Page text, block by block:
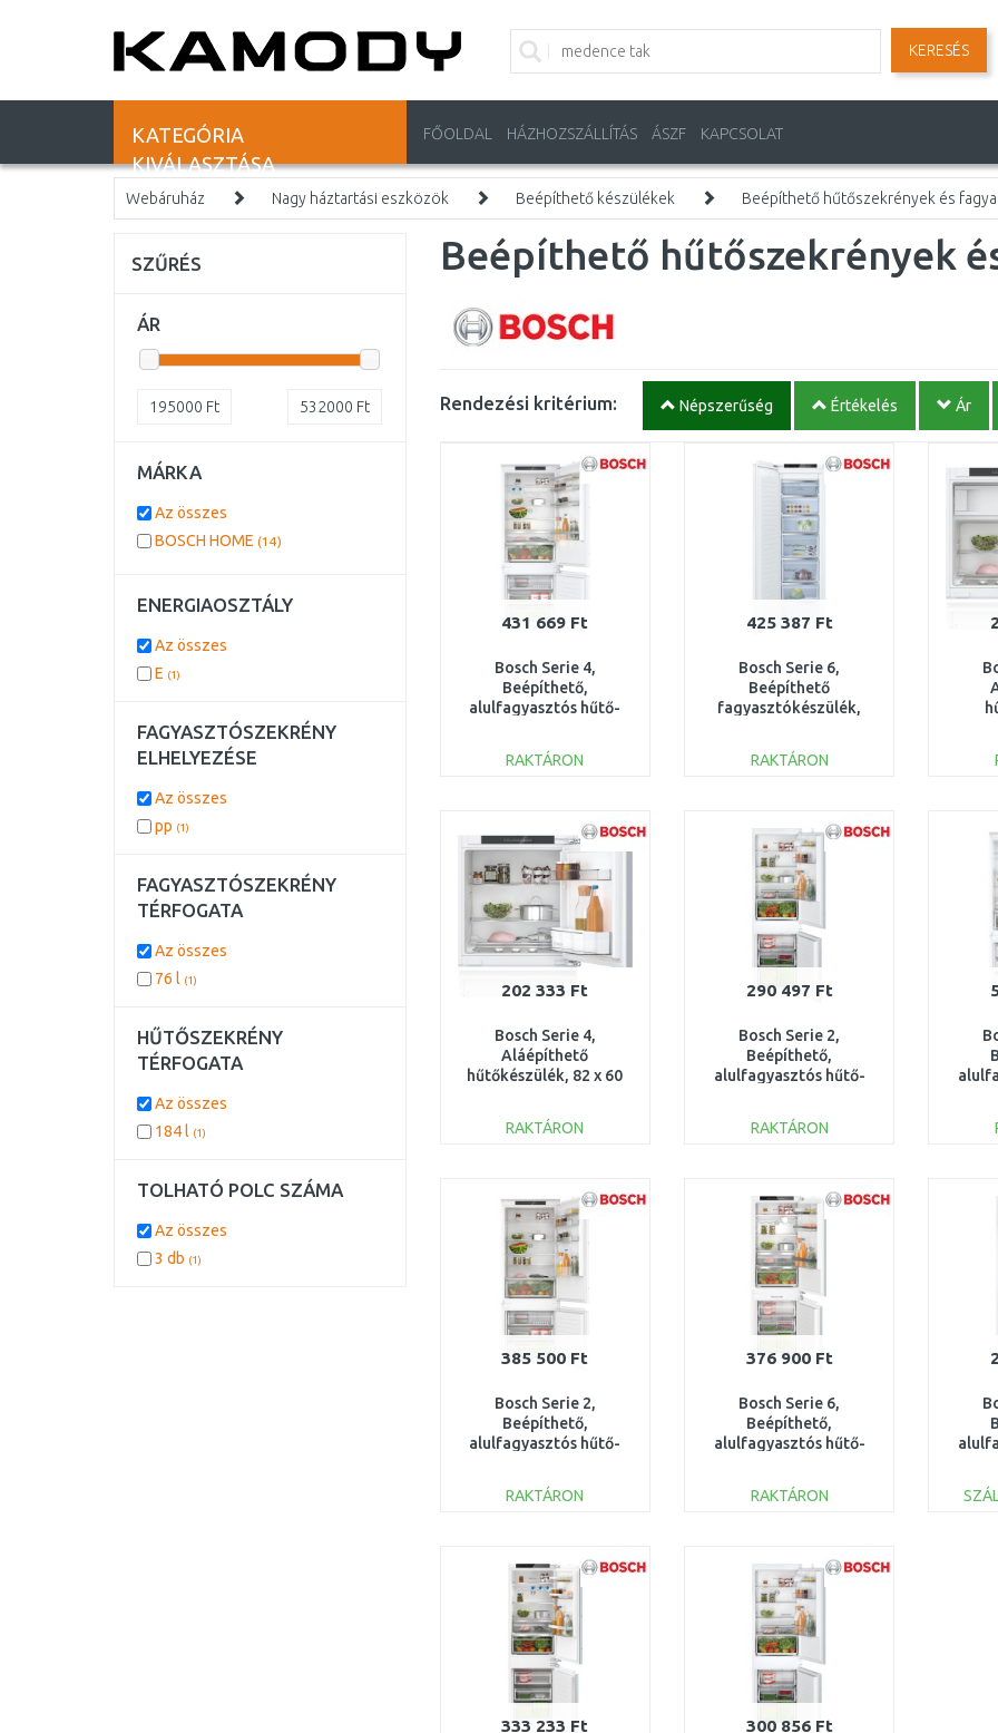
KERESÉS
KATEGÓRIA
KIVÁLASZTÁSA
FŐOLDAL HÁZHOZSZÁLLÍTÁS ÁSZF KAPCSOLAT
Webáruház Nagy háztartási eszközök Beépíthető készülékek Beépíthető hűtőszekrények és
Beépíthető hűtőszekrények
Rendezési kritérium: Népszerűség Értékelés Ár
431 669 Ft
Bosch Serie 4,
Beépíthető,
alulfagyasztós hűtő-
KBN96VFE0
RAKTÁRON
Összehasonlítás
425 387 Ft
Bosch Serie 6,
Beépíthető
fagyasztókészülék,
zsanérral GIN81ACE0
RAKTÁRON
Összehasonlítás
x 60
202 333 Ft
Bosch Serie 4,
Aláépíthető
hűtőkészülék, 82 x 60
KUR21VFE0
RAKTÁRON
Összehasonlítás
290 497 Ft
Bosch Serie 2,
Beépíthető,
alulfagyasztós hűtő-
177.2x54.1 cm
RAKTÁRON
Összehasonlítás
385 500 Ft
Bosch Serie 2,
Beépíthető,
alulfagyasztós hűtő-
KBN96NSE0
RAKTÁRON
Összehasonlítás
376 900 Ft
Bosch Serie 6,
Beépíthető,
alulfagyasztós hűtő-
177.2 x 55.8 cm
RAKTÁRON
Összehasonlítás
333 233 Ft 300 856 Ft
SZŰRÉS
ÁR
195000 Ft 532000 Ft
MÁRKA
Az összes
BOSCH HOME (14)
ENERGIAOSZTÁLY
Az összes
E (1)
FAGYASZTÓSZEKRÉNY
ELHELYEZÉSE
Az összes
pp (1)
FAGYASZTÓSZEKRÉNY
TÉRFOGATA
Az összes
76 l (1)
HŰTŐSZEKRÉNY
TÉRFOGATA
Az összes
184 l (1)
TOLHATÓ POLC SZÁMA
Az összes
3 db (1)